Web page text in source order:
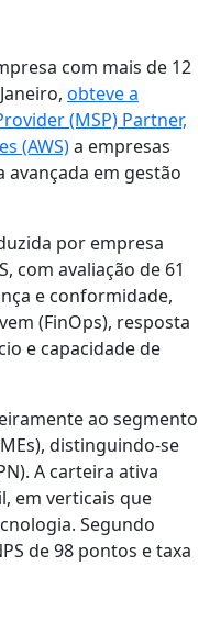
com mais de 12
obteve a
(MSP) Partner,
(AWS)a empresas
em gestão
por empresa
com avaliação de 61
e conformidade,
(FinOps), resposta
e capacidade de
ao segmento
distinguindo-se
A carteira ativa
em verticais que
Segundo
de 98 pontos e taxa